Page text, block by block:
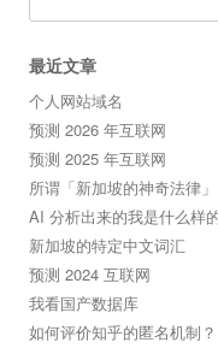
for:
最近文章
个人网站域名
预测 2026 年互联网
预测 2025 年互联网
所谓「新加坡的神奇法律
AI 分析出来的我是什么样
新加坡的特定中文词汇
预测 2024 互联网
我看国产数据库
如何评价知乎的匿名机制？